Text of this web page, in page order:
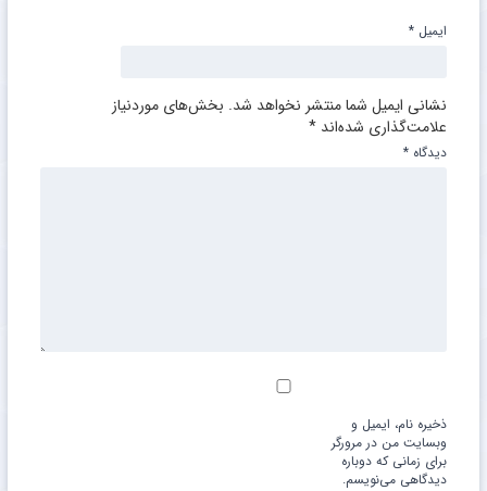
نشانی ایمیل شما منتشر نخواهد شد. بخش‌های موردنیاز
علامت‌گذاری شده‌اند *
دیدگاه *
ایمیل *
ذخیره نام، ایمیل و
وبسایت من در مرورگر
برای زمانی که دوباره
دیدگاهی می‌نویسم.